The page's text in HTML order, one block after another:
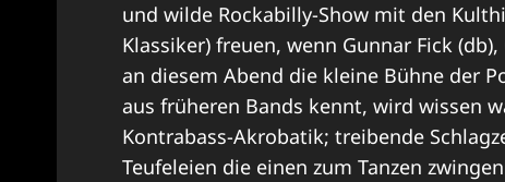
und wilde Rockabilly-Show mit den
Klassiker) freuen, wenn Gunnar Fick
an diesem Abend die kleine Bühne der
aus früheren Bands kennt, wird wissen
Kontrabass-Akrobatik; treibende
Teufeleien die einen zum Tanzen